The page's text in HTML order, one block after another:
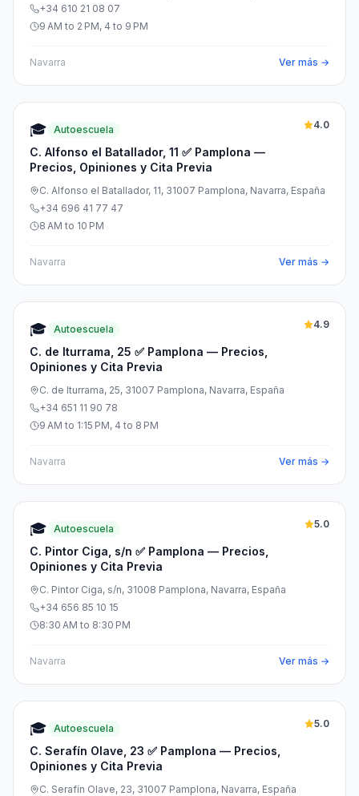
+34 610 21 08 07
9 AM to 2 PM, 4 to 9 PM
Navarra Ver más →
🎓 Autoescuela
C. Alfonso el Batallador, 11 ✅ Pamplona —
Precios, Opiniones y Cita Previa
4.0
C. Alfonso el Batallador, 11, 31007 Pamplona, Navarra, España
+34 696 41 77 47
8 AM to 10 PM
Navarra Ver más →
🎓 Autoescuela
C. de Iturrama, 25 ✅ Pamplona — Precios,
Opiniones y Cita Previa
4.9
C. de Iturrama, 25, 31007 Pamplona, Navarra, España
+34 651 11 90 78
9 AM to 1:15 PM, 4 to 8 PM
Navarra Ver más →
🎓 Autoescuela
C. Pintor Ciga, s/n ✅ Pamplona — Precios,
Opiniones y Cita Previa
5.0
C. Pintor Ciga, s/n, 31008 Pamplona, Navarra, España
+34 656 85 10 15
8:30 AM to 8:30 PM
Navarra Ver más →
🎓 Autoescuela
C. Serafín Olave, 23 ✅ Pamplona — Precios,
Opiniones y Cita Previa
5.0
C. Serafín Olave, 23, 31007 Pamplona, Navarra, España